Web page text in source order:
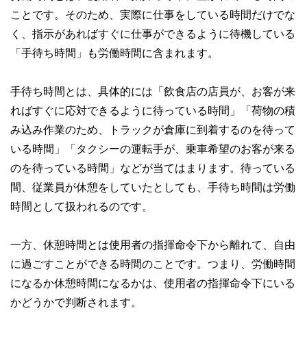
ことです。そのため、実際に仕事をしている時間だけでな
く、指示があればすぐに仕事ができるように待機している
「手待ち時間」も労働時間に含まれます。
手待ち時間とは、具体的には「飲食店の店員が、お客が来
ればすぐに応対できるように待っている時間」「荷物の積
み込み作業のため、トラックが倉庫に到着するのを待って
いる時間」「タクシーの運転手が、乗車希望のお客が来る
のを待っている時間」などが当てはまります。待っている
間、従業員が休憩をしていたとしても、手待ち時間は労働
時間として扱われるのです。
一方、休憩時間とは使用者の指揮命令下から離れて、自由
に過ごすことができる時間のことです。つまり、労働時間
になるか休憩時間になるかは、使用者の指揮命令下にいる
かどうかで判断されます。